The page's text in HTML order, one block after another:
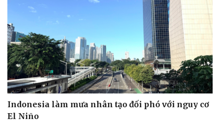
Indonesia làm mưa nhân tạo đối phó với nguy cơ
El Niño